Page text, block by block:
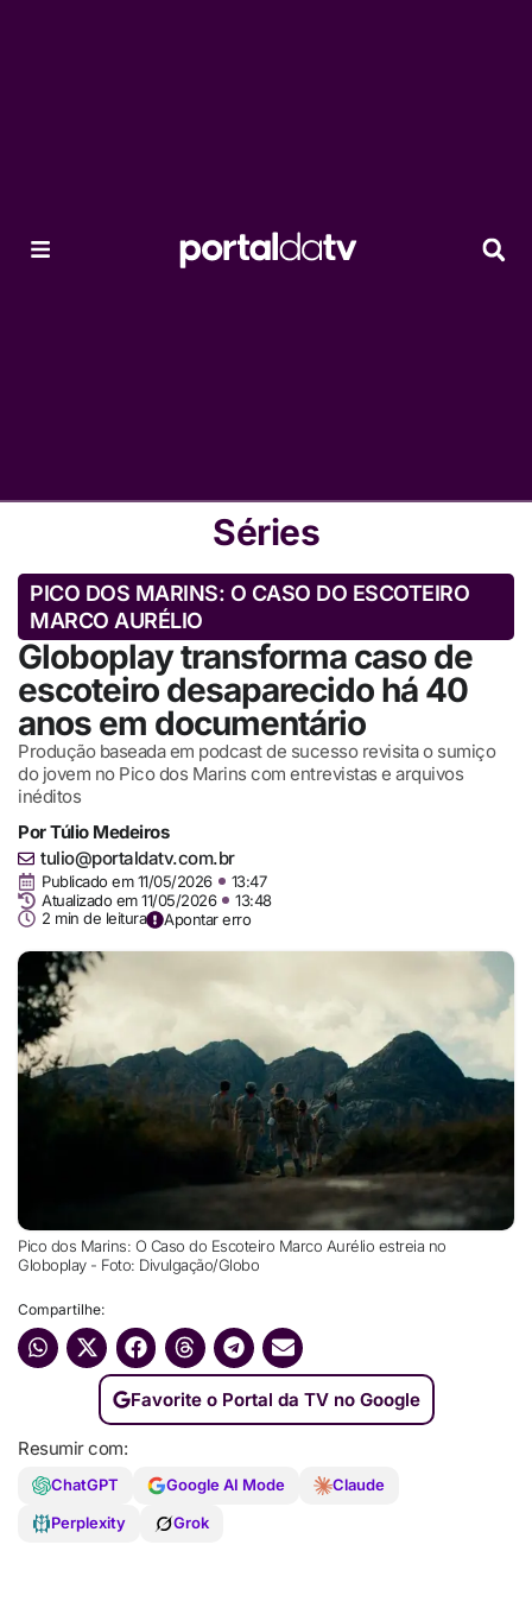
Séries
PICO DOS MARINS: O CASO DO ESCOTEIRO
MARCO AURÉLIO
Globoplay transforma caso de
escoteiro desaparecido há 40
anos em documentário
Produção baseada em podcast de sucesso revisita o sumiço
do jovem no Pico dos Marins com entrevistas e arquivos
inéditos
PorTúlio Medeiros
tulio@portaldatv.com.br
Publicado em 11/05/2026
13:47
Atualizado em 11/05/2026
13:48
2 min de leitura
Apontar erro
Pico dos Marins: O Caso do Escoteiro Marco Aurélio estreia no
Globoplay - Foto: Divulgação/Globo
Compartilhe:
Favorite o Portal da TV no Google
Resumir com:
ChatGPT Google AI Mode
Claude
Perplexity
Grok